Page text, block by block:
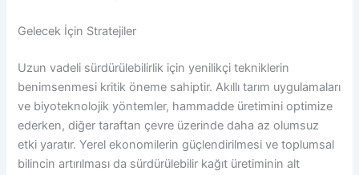
Gelecek İçin Stratejiler
Uzun vadeli sürdürülebilirlik için yenilikçi tekniklerin
benimsenmesi kritik öneme sahiptir. Akıllı tarım uygulamaları
ve biyoteknolojik yöntemler, hammadde üretimini optimize
ederken, diğer taraftan çevre üzerinde daha az olumsuz
etki yaratır. Yerel ekonomilerin güçlendirilmesi ve toplumsal
bilincin artırılması da sürdürülebilir kağıt üretiminin alt